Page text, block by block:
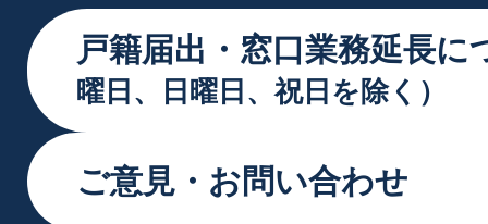
戸籍届出・窓口業務延長に
曜日、日曜日、祝日を除く）
ご意見・お問い合わせ